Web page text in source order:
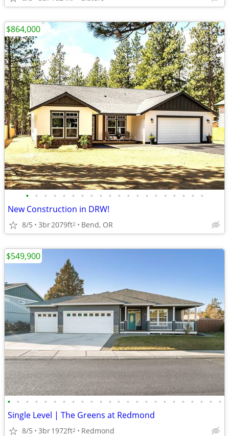
• • • • • • • • • • • • • • • • • • • •
New Construction in DRW!
8/5 3br2079ft2 Bend, OR
$864,000
• • • • • • • • • • • • • • • • • • • • • • • •
Single Level | The Greens at Redmond
8/5 3br1972ft2 Redmond
$549,900